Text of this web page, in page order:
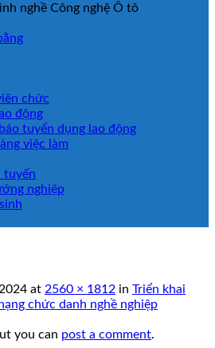
nghề Công nghệ Ô tô
chức
động
tuyển dụng lao động
việc làm
tuyến
nghiệp
at 2560 × 1812 in Triển khai
chức danh nghề nghiệp
you can post a comment.